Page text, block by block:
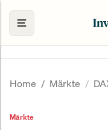
Home Märkte
Märkte